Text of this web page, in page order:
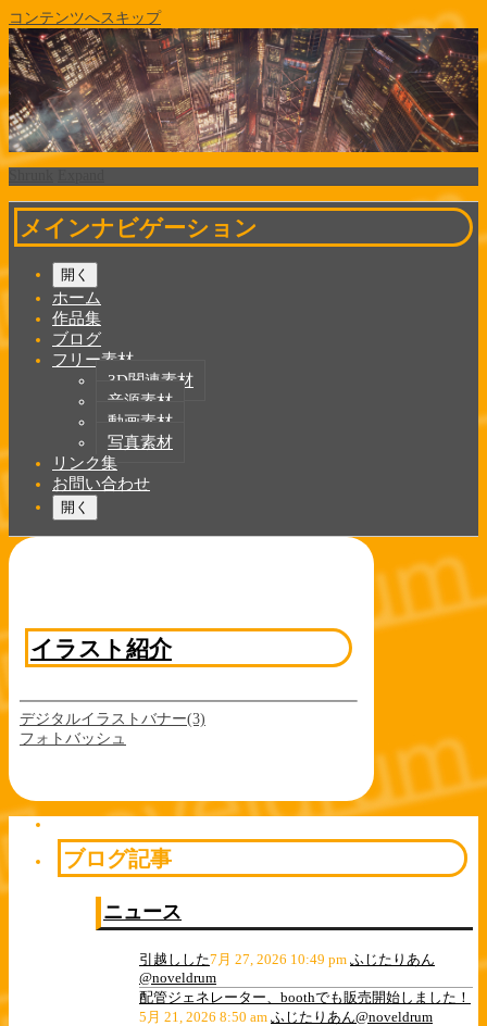
コンテンツへスキップ
メインナビゲーション
開く
ホーム
作品集
ブログ
フリー素材
3D関連素材
音源素材
動画素材
写真素材
リンク集
お問い合わせ
開く
イラスト紹介
デジタルイラストバナー(3)
フォトバッシュ
ブログ記事
ニュース
引越しした7月 27, 2026 10:49 pm ふじたりあん
@noveldrum
配管ジェネレーター、boothでも販売開始しました！
5月 21, 2026 8:50 am ふじたりあん@noveldrum